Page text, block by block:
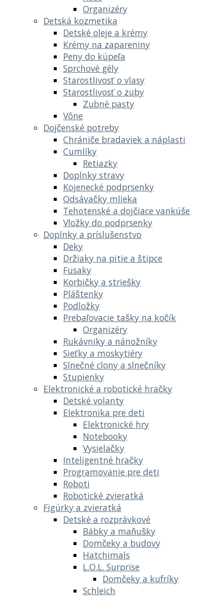
Organizéry
Detská kozmetika
Detské oleje a krémy
Krémy na zapareniny
Peny do kúpeľa
Sprchové gély
Starostlivosť o vlasy
Starostlivosť o zuby
Zubné pasty
Vône
Dojčenské potreby
Chrániče bradaviek a náplasti
Cumlíky
Retiazky
Doplnky stravy
Kojenecké podprsenky
Odsávačky mlieka
Tehotenské a dojčiace vankúše
Vložky do podprsenky
Doplnky a príslušenstvo
Deky
Držiaky na pitie a štipce
Fusaky
Korbičky a striešky
Pláštenky
Podložky
Prebaľovacie tašky na kočík
Organizéry
Rukávniky a nánožníky
Sieťky a moskytiéry
Slnečné clony a slnečníky
Stupienky
Elektronické a robotické hračky
Detské volanty
Elektronika pre deti
Elektronické hry
Notebooky
Vysielačky
Inteligentné hračky
Programovanie pre deti
Roboti
Robotické zvieratká
Figúrky a zvieratká
Detské a rozprávkové
Bábky a maňušky
Domčeky a budovy
Hatchimals
L.O.L. Surprise
Domčeky a kufríky
Schleich